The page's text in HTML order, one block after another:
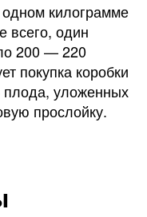
килограмме
всего, один
200 — 220
покупка коробки
плода, уложенных
прослойку.